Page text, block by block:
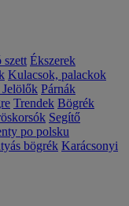
szett Ékszerek
Kulacsok, palackok
Jelölők Párnák
Trendek Bögrék
Segítő
po polsku
bögrék Karácsonyi